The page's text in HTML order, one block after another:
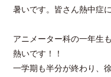
暑いです。皆さん熱中症
アニメーター科の一年生
熱いです！！
一学期も半分が終わり、